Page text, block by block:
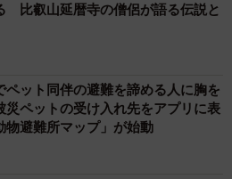
比叡山延暦寺の僧侶が語る伝説と
ペット同伴の避難を諦める人に胸を
ペットの受け入れ先をアプリに表
物避難所マップ」が始動